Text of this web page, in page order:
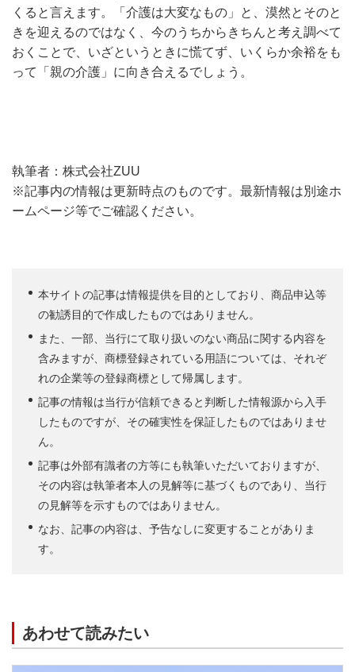
くると言えます。「介護は大変なもの」と、漠然とそのと
きを迎えるのではなく、今のうちからきちんと考え調べて
おくことで、いざというときに慌てず、いくらか余裕をも
って「親の介護」に向き合えるでしょう。
執筆者：株式会社ZUU
※記事内の情報は更新時点のものです。最新情報は別途ホ
ームページ等でご確認ください。
本サイトの記事は情報提供を目的としており、商品申込等
の勧誘目的で作成したものではありません。
また、一部、当行にて取り扱いのない商品に関する内容を
含みますが、商標登録されている用語については、それぞ
れの企業等の登録商標として帰属します。
記事の情報は当行が信頼できると判断した情報源から入手
したものですが、その確実性を保証したものではありませ
ん。
記事は外部有識者の方等にも執筆いただいておりますが、
その内容は執筆者本人の見解等に基づくものであり、当行
の見解等を示すものではありません。
なお、記事の内容は、予告なしに変更することがありま
す。
あわせて読みたい